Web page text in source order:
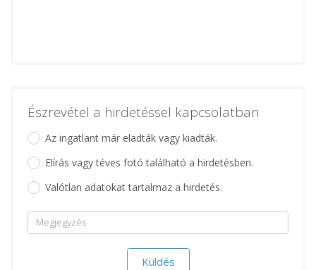
Észrevétel a hirdetéssel kapcsolatban
Az ingatlant már eladták vagy kiadták.
Elírás vagy téves fotó található a hirdetésben.
Valótlan adatokat tartalmaz a hirdetés.